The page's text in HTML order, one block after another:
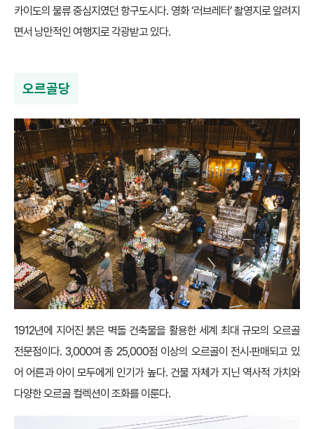
카이도의 물류 중심지였던 항구도시다. 영화 ‘러브레터’ 촬영지로 알려지
면서 낭만적인 여행지로 각광받고 있다.
오르골당
1912년에 지어진 붉은 벽돌 건축물을 활용한 세계 최대 규모의 오르골
전문점이다. 3,000여 종 25,000점 이상의 오르골이 전시·판매되고 있
어 어른과 아이 모두에게 인기가 높다. 건물 자체가 지닌 역사적 가치와
다양한 오르골 컬렉션이 조화를 이룬다.